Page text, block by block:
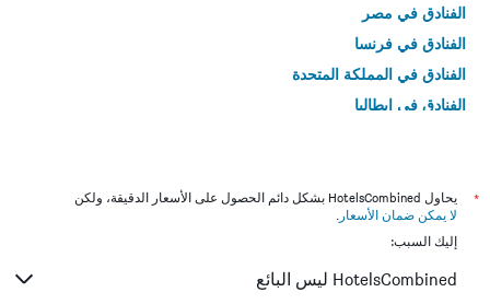
الفنادق في مصر
الفنادق في فرنسا
الفنادق في المملكة المتحدة
الفنادق في إيطاليا
*
يحاول HotelsCombined بشكل دائم الحصول على الأسعار الدقيقة، ولكن
لا يمكن ضمان الأسعار .
إليك السبب:
HotelsCombined ليس البائع